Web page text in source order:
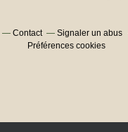
Contact Signaler un abus
Préférences cookies